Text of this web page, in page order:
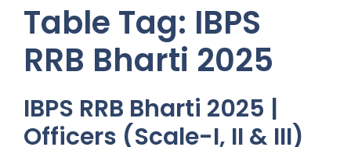
Table Tag: IBPS
RRB Bharti 2025
IBPS RRB Bharti 2025 |
Officers (Scale-I, II & III)